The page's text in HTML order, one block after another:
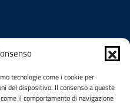
tecnologie come i cookie per
del dispositivo. Il consenso a queste
il comportamento di navigazione